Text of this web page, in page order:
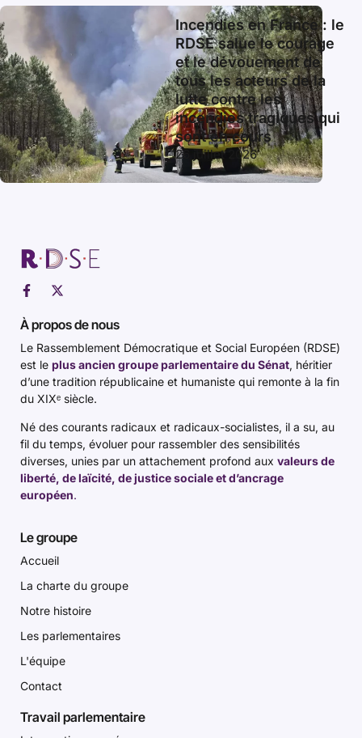
Incendies en France : le
RDSE salue le courage
et le dévouement de
tous les acteurs de la
lutte contre les
incendies tragiques qui
sont en cours
26 juillet 2026
À propos de nous
Le Rassemblement Démocratique et Social Européen (RDSE)
est le plus ancien groupe parlementaire du Sénat, héritier
d’une tradition républicaine et humaniste qui remonte à la fin
du XIXᵉ siècle.
Né des courants radicaux et radicaux-socialistes, il a su, au
fil du temps, évoluer pour rassembler des sensibilités
diverses, unies par un attachement profond aux valeurs de
liberté, de laïcité, de justice sociale et d’ancrage
européen.
Le groupe
Accueil
La charte du groupe
Notre histoire
Les parlementaires
L'équipe
Contact
Travail parlementaire